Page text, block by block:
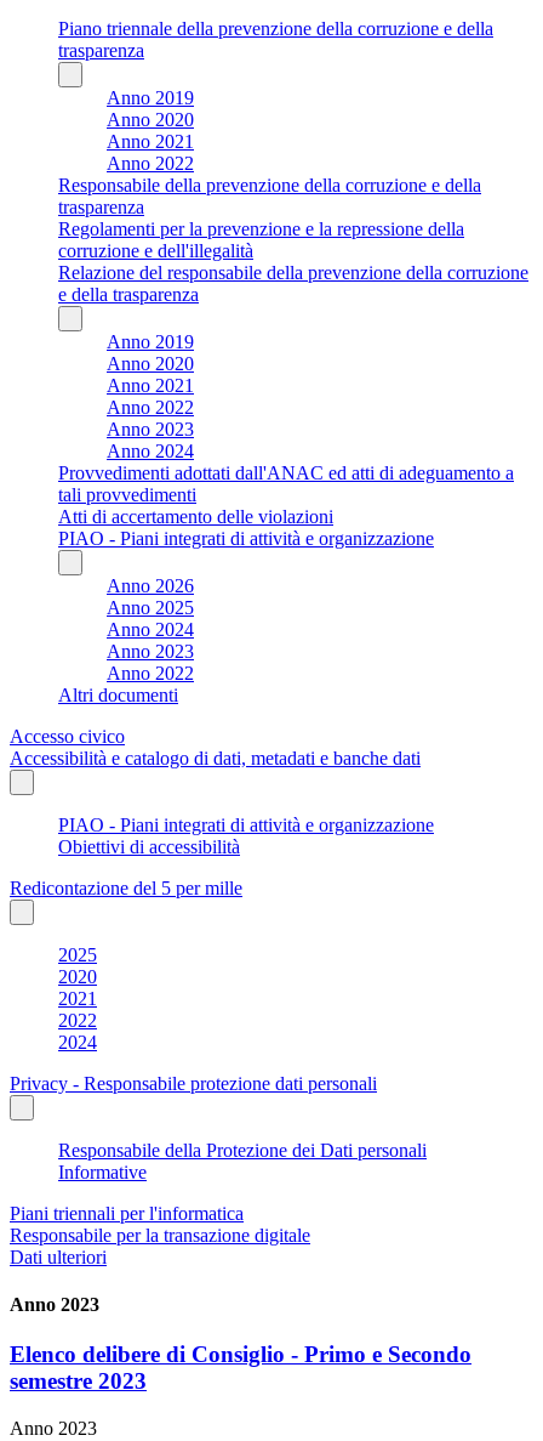
Piano triennale della prevenzione della corruzione e della
trasparenza
Anno 2019
Anno 2020
Anno 2021
Anno 2022
Responsabile della prevenzione della corruzione e della
trasparenza
Regolamenti per la prevenzione e la repressione della
corruzione e dell'illegalità
Relazione del responsabile della prevenzione della corruzione
e della trasparenza
Anno 2019
Anno 2020
Anno 2021
Anno 2022
Anno 2023
Anno 2024
Provvedimenti adottati dall'ANAC ed atti di adeguamento a
tali provvedimenti
Atti di accertamento delle violazioni
PIAO - Piani integrati di attività e organizzazione
Anno 2026
Anno 2025
Anno 2024
Anno 2023
Anno 2022
Altri documenti
Accesso civico
Accessibilità e catalogo di dati, metadati e banche dati
PIAO - Piani integrati di attività e organizzazione
Obiettivi di accessibilità
Redicontazione del 5 per mille
2025
2020
2021
2022
2024
Privacy - Responsabile protezione dati personali
Responsabile della Protezione dei Dati personali
Informative
Piani triennali per l'informatica
Responsabile per la transazione digitale
Dati ulteriori
Anno 2023
Elenco delibere di Consiglio - Primo e Secondo
semestre 2023
Anno 2023